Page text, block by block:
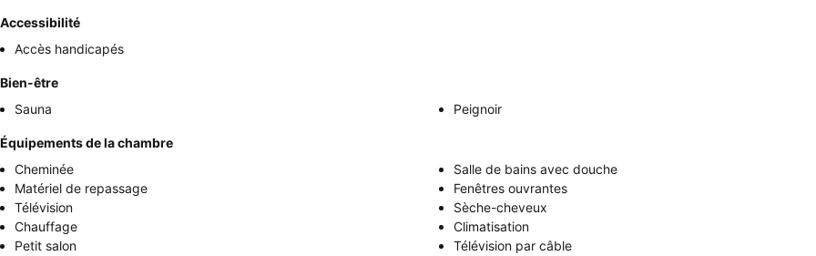
Accessibilité
Accès handicapés
Bien-être
Sauna
Peignoir
Équipements de la chambre
Cheminée
Salle de bains avec douche
Matériel de repassage
Fenêtres ouvrantes
Télévision
Sèche-cheveux
Chauffage
Climatisation
Petit salon
Télévision par câble